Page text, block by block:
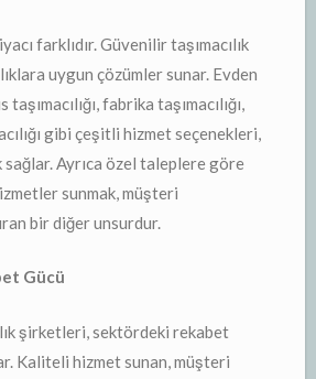
farklıdır. Güvenilir taşımacılık
uygun çözümler sunar. Evden
fabrika taşımacılığı,
gibi çeşitli hizmet seçenekleri,
Ayrıca özel taleplere göre
sunmak, müşteri
bir diğer unsurdur.
Gücü
şirketleri, sektördeki rekabet
Kaliteli hizmet sunan, müşteri